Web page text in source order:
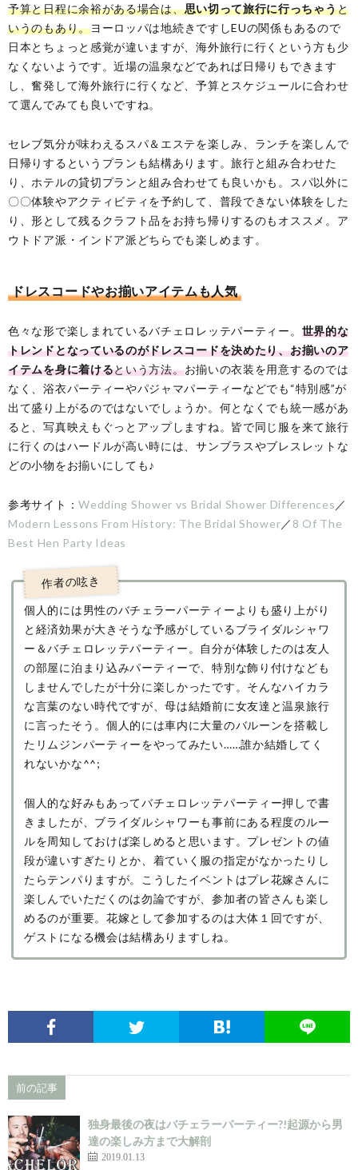
予算と日程に余裕がある場合は、思い切って旅行に行っちゃうと
いうのもあり。ヨーロッパは地続きですしEUの関係もあるので
日本とちょっと感覚が違いますが、海外旅行に行くという方も少
なくないようです。近場の温泉などであれば日帰りもできます
し、奮発して海外旅行に行くなど、予算とスケジュールに合わせ
て選んでみても良いですね。
セレブ気分が味わえるスパ＆エステを楽しみ、ランチを楽しんで
日帰りするというプランも結構あります。旅行と組み合わせた
り、ホテルの貸切プランと組み合わせても良いかも。スパ以外に
〇〇体験やアクティビティを予約して、普段できない体験をした
り、形として残るクラフト品をお持ち帰りするのもオススメ。ア
ウトドア派・インドア派どちらでも楽しめます。
ドレスコードやお揃いアイテムも人気
色々な形で楽しまれているバチェロレッテパーティー。 世界的な
トレンドとなっているのがドレスコードを決めたり、お揃いのア
イテムを身に着けるという方法。お揃いの衣装を用意するのでは
なく、浴衣パーティーやパジャマパーティーなどでも“特別感”が
出て盛り上がるのではないでしょうか。何となくでも統一感があ
ると、写真映えもぐっとアップしますね。皆で同じ服を来て旅行
に行くのはハードルが高い時には、サンブラスやブレスレットな
どの小物をお揃いにしても♪
参考サイト：Wedding Shower vs Bridal Shower Differences ／
Modern Lessons From History: The Bridal Shower／ 8 Of The
Best Hen Party Ideas
個人的には男性のバチェラーパーティーよりも盛り上がり
と経済効果が大きそうな予感がしているブライダルシャワ
ー＆バチェロレッテパーティー。自分が体験したのは友人
の部屋に泊まり込みパーティーで、特別な飾り付けなども
しませんでしたが十分に楽しかったです。そんなハイカラ
な言葉のない時代ですが、母は結婚前に女友達と温泉旅行
に言ったそう。個人的には車内に大量のバルーンを搭載し
たリムジンパーティーをやってみたい……誰か結婚してく
れないかな^^;
個人的な好みもあってバチェロレッテパーティー押しで書
きましたが、ブライダルシャワーも事前にある程度のルー
ルを周知しておけば楽しめると思います。プレゼントの値
段が違いすぎたりとか、着ていく服の指定がなかったりし
たらテンパりますが。こうしたイベントはプレ花嫁さんに
楽しんでいただくのは勿論ですが、参加者の皆さんも楽し
めるのが重要。花嫁として参加するのは大体１回ですが、
ゲストになる機会は結構ありますしね。
前の記事
独身最後の夜はバチェラーパーティー?!起源から男
達の楽しみ方まで大解剖
2019.01.13